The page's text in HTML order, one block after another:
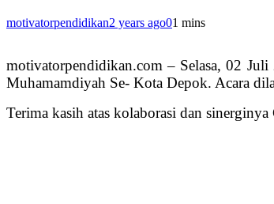
motivatorpendidikan2 years ago01 mins
motivatorpendidikan.com – Selasa, 02
Muhamamdiyah Se- Kota Depok. Acara
Terima kasih atas kolaborasi dan